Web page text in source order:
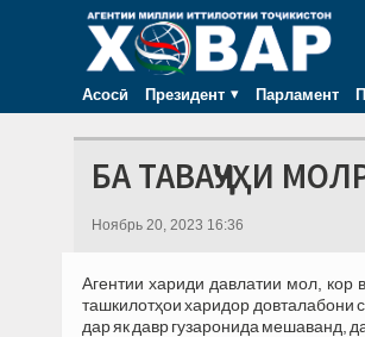
Асосӣ Президент Парламент
БА ТАВАҶҶУҲИ
Ноябрь 20, 2023 16:36
Агентии хариди давлатии мол, кор
ташкилотҳои харидор довталабони
дар як давр гузаронида мешаванд,